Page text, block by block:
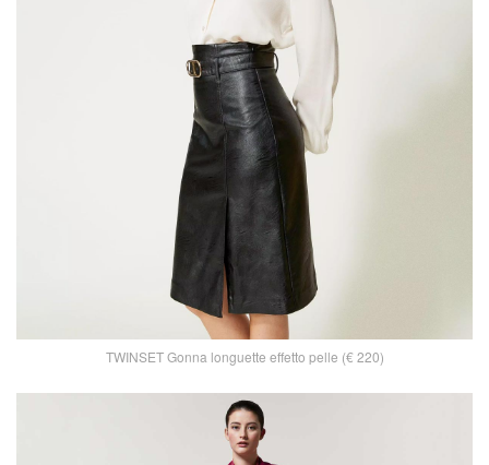
TWINSET Gonna longuette effetto pelle (€ 220)